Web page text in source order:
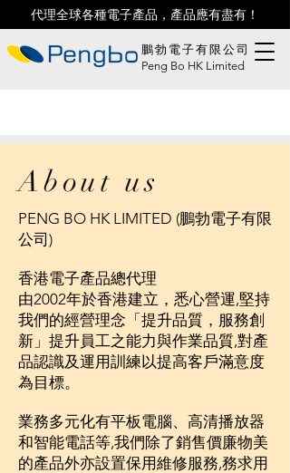
代理全球各種電子產品，產品應有盡有！
鵬勃電子有限公司
Peng Bo HK Limited
About us
PENG BO HK LIMITED (鵬勃電子有限
公司)
香港電子產品總代理
由2002年於香港建立，悉心營運,堅持
我們的經營理念「提升品質，服務創
新」提升員工之能力與作業品質,對產
品認識及運用訓練以提高客戶滿意度
為目標。
業務多元化有平板電腦、高清播放器
和智能電話等,我們除了銷售價廉物美
的產品外亦設置保用維修服務,務求用